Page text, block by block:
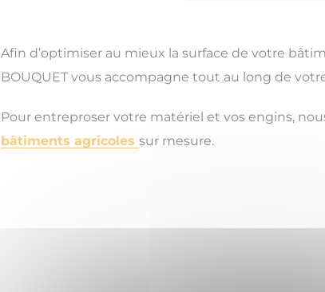
Afin d’optimiser au mieux la surface de votre
BOUQUET vous accompagne tout au long de
Pour entreproser votre matériel et vos engins,
bâtiments agricoles sur mesure.